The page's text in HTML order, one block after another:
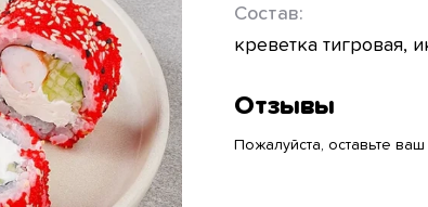
Состав:
креветка тигровая,
Отзывы
Пожалуйста, оставьте